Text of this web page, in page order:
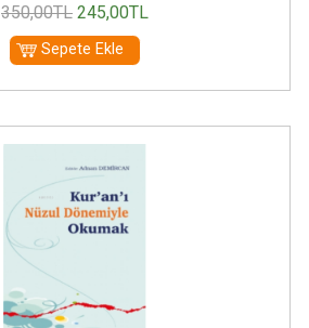
350,00TL 245,00TL
Sepete Ekle